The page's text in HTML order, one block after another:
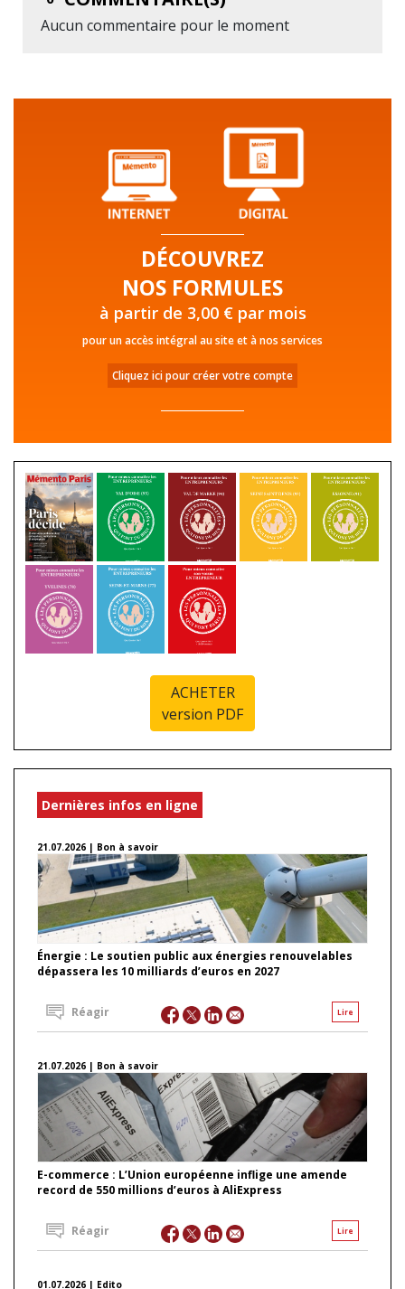
Aucun commentaire pour le moment
DÉCOUVREZ
NOS FORMULES
à partir de 3,00 € par mois
pour un accès intégral au site et à nos services
Cliquez ici pour créer votre compte
ACHETER
version PDF
Dernières infos en ligne
21.07.2026 | Bon à savoir
Énergie : Le soutien public aux énergies renouvelables
dépassera les 10 milliards d’euros en 2027
Lire
Réagir
21.07.2026 | Bon à savoir
E-commerce : L’Union européenne inflige une amende
record de 550 millions d’euros à AliExpress
Lire
Réagir
01.07.2026 | Edito